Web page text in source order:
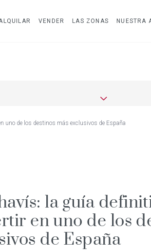
VENDER LAS ZONAS NUESTRA
uno de los destinos más exclusivos de España
la guía
en uno de los
de España